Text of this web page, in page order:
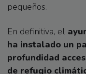
pequeños.
En definitiva, el
ha instalado un
profundidad
de refugio